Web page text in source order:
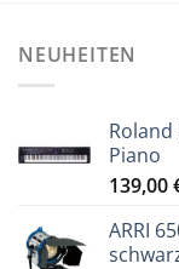
NEUHEITEN
Roland
Piano
139,00
ARRI